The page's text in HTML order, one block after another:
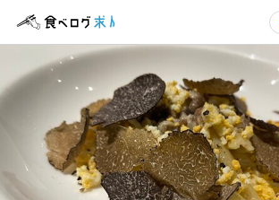
ログイン・無料会員登録
食べログ求人TOP
応募画面へ進む
応募画面へ進む
応募画面へ進む
応募画面へ進む
応募画面へ進む
応募画面へ進む
応募画面へ進む
応募画面へ進む
応募画面へ進む